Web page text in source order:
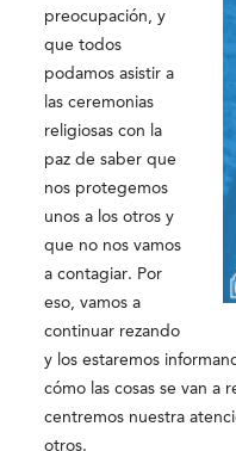
preocupación, y
que todos
podamos asistir a
las ceremonias
religiosas con la
paz de saber que
nos protegemos
unos a los otros y
que no nos vamos
a contagiar. Por
eso, vamos a
continuar rezando
y los estaremos
cómo las cosas se van a
centremos nuestra
otros.